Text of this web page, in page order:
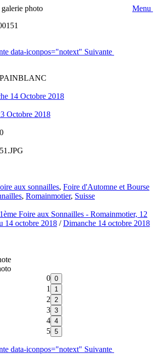
photo
Menu
data-iconpos="notext" Suivante
14 Octobre 2018
Octobre 2018
aux sonnailles, Foire d'Automne et Bourse
, Romainmotier, Suisse
Foire aux Sonnailles - Romainmotier, 12
14 octobre 2018 /Dimanche 14 octobre 2018
0
1
2
3
4
5
data-iconpos="notext" Suivante